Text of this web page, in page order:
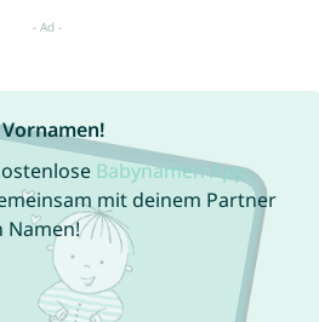
Babynamen App
mit deinem Partner
Namen!